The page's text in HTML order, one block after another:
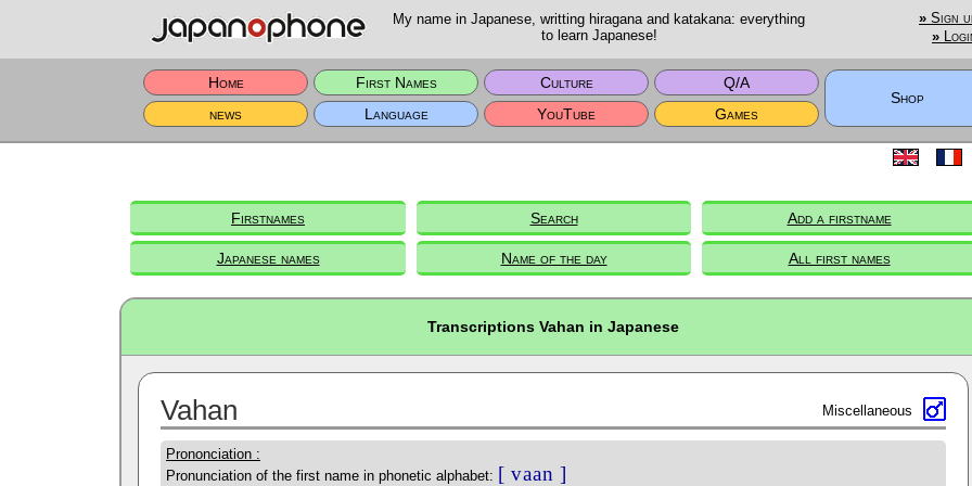
My name in Japanese, writting hiragana and katakana: everything
to learn Japanese!
» Sign
»
Home First Names Culture
Q/A
Shop
news
Language YouTube Games
Firstnames Search Add a firstname
Japanese names Name of the day All first names
Transcriptions Vahan in Japanese
Vahan Miscellaneous
Prononciation :
Pronunciation of the first name in phonetic alphabet: [ vaan ]